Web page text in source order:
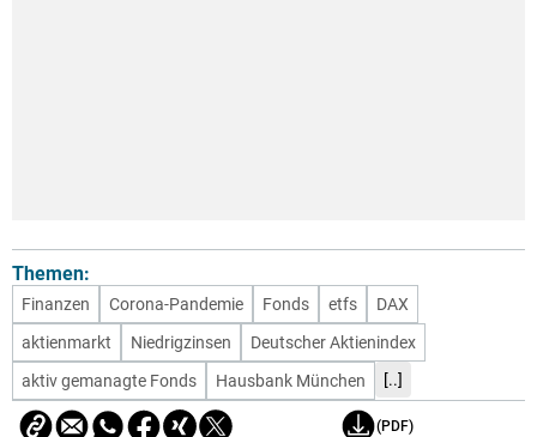
Themen:
Finanzen Corona-Pandemie Fonds etfs
DAX
aktienmarkt
Niedrigzinsen
Deutscher Aktienindex
aktiv gemanagte Fonds
Hausbank München [..]
(PDF)